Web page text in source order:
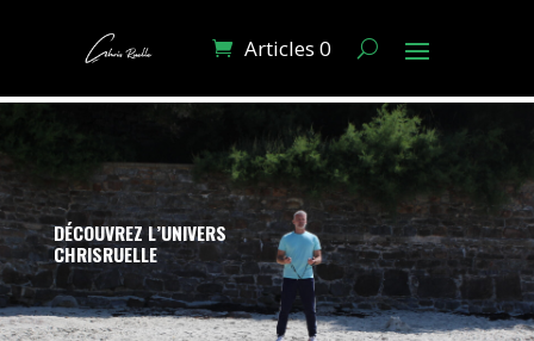
Articles 0
DÉCOUVREZ L’UNIVERS
CHRISRUELLE